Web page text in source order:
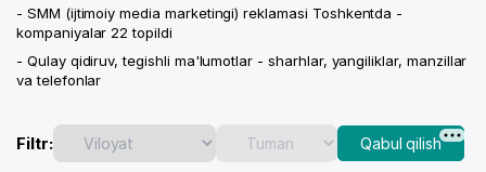
- SMM (ijtimoiy media marketingi) reklamasi Toshkentda -
kompaniyalar 22 topildi
- Qulay qidiruv, tegishli ma'lumotlar - sharhlar, yangiliklar, manzillar
va telefonlar
Filtr: Qabul qilish